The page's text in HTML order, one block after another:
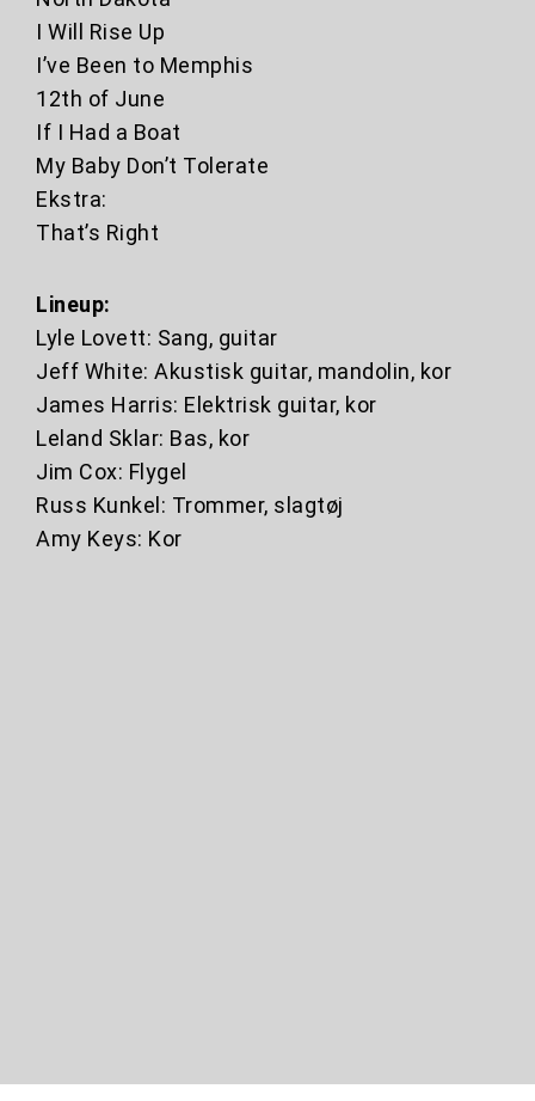
I Will Rise Up
I’ve Been to Memphis
12th of June
If I Had a Boat
My Baby Don’t Tolerate
Ekstra:
That’s Right
Lineup:
Lyle Lovett: Sang, guitar
Jeff White: Akustisk guitar, mandolin, kor
James Harris: Elektrisk guitar, kor
Leland Sklar: Bas, kor
Jim Cox: Flygel
Russ Kunkel: Trommer, slagtøj
Amy Keys: Kor